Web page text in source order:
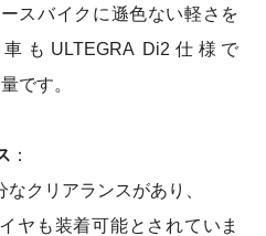
スバイクに遜色ない軽さを
もULTEGRA Di2仕様で
です。
：
クリアランスがあり、
ヤも装着可能とされていま